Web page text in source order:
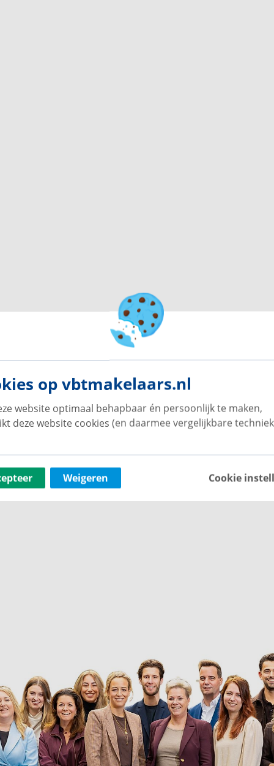
dakkapel. De begane grond is – met
voorzien van vloerverwarming en afgewerkt
isolatie (vloer-, spouw- en dakisolatie) en dubbele
en de strakke wand- en
en warme uitstraling.
vormige opstelling uit 2019. De keuken biedt
inbouwapparatuur, waaronder een koelkast,
afzuiging en een oven.
slaapkamer aan de achterzijde met
ruimte is afgewerkt met een PVC-vloer en strak
en voorzien van een ligbad, douchecabine,
de grote dakkapel is hier een prettige, lichte
slaap- of werkkamer. Tevens is deze ruimte
aangelegd met een terras, een
zorgen voor privacy en achter in de tuin
achterom. Een fijne buitenruimte om in alle rust
op vbtmakelaars.nl
website optimaal behapbaar én persoonlijk te maken,
deze website cookies (en daarmee vergelijkbare
Weigeren Cookie